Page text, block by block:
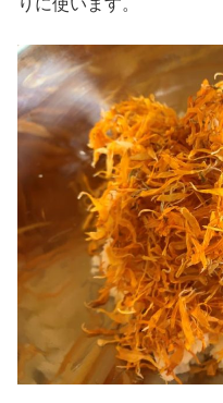
りに使います。